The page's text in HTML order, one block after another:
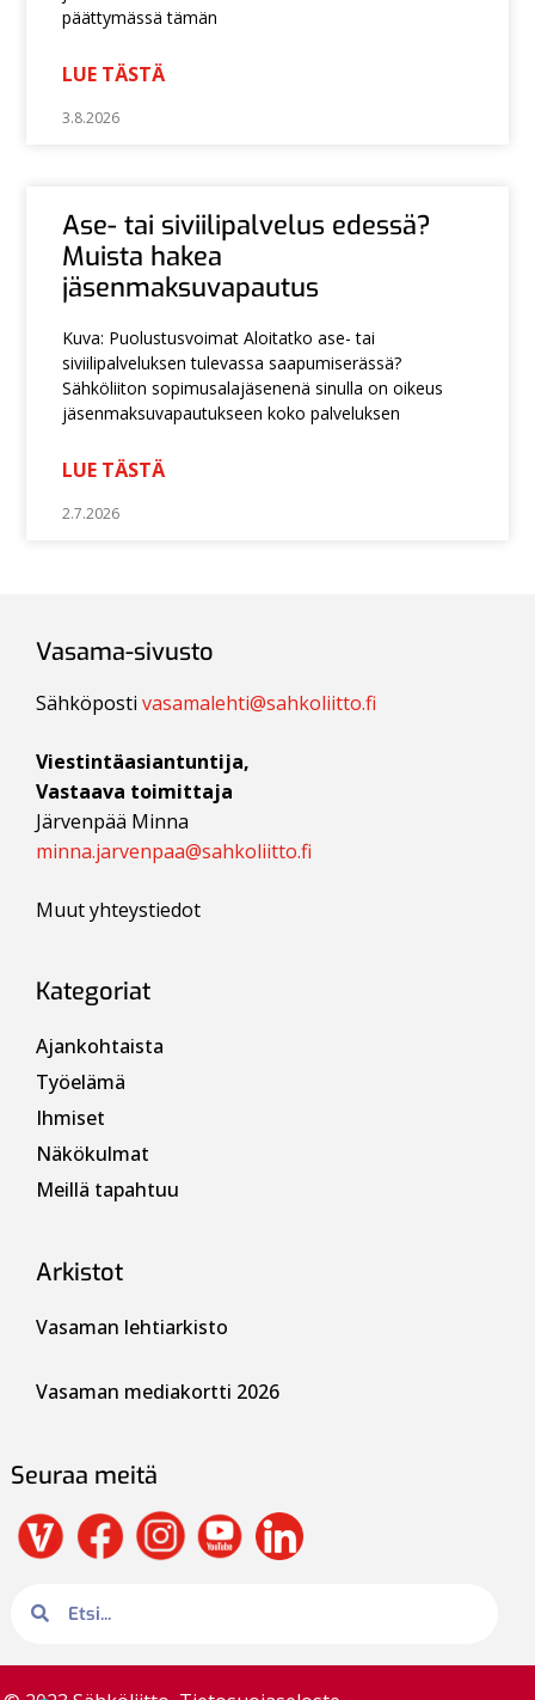
päättymässä tämän
LUE TÄSTÄ
3.8.2026
Ase- tai siviilipalvelus edessä?
Muista hakea
jäsenmaksuvapautus
Kuva: Puolustusvoimat Aloitatko ase- tai
siviilipalveluksen tulevassa saapumiserässä?
Sähköliiton sopimusalajäsenenä sinulla on oikeus
jäsenmaksuvapautukseen koko palveluksen
LUE TÄSTÄ
2.7.2026
Vasama-sivusto
Sähköpostivasamalehti@sahkoliitto.fi
Viestintäasiantuntija,
Vastaava toimittaja
Järvenpää Minna
minna.jarvenpaa@sahkoliitto.fi
Muut yhteystiedot
Kategoriat
Ajankohtaista
Työelämä
Ihmiset
Näkökulmat
Meillä tapahtuu
Arkistot
Vasaman lehtiarkisto
Vasaman mediakortti 2026
Seuraa meitä